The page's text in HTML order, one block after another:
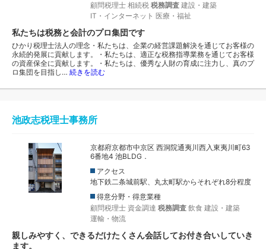
顧問税理士 相続税 税務調査 建設・建築
IT・インターネット 医療・福祉
私たちは税務と会計のプロ集団です
ひかり税理士法人の理念・私たちは、企業の経営課題解決を通じてお客様の
永続的発展に貢献します。・私たちは、適正な税務指導業務を通じてお客様
の資産保全に貢献します。・私たちは、優秀な人財の育成に注力し、真のプ
ロ集団を目指し… 続きを読む
池政志税理士事務所
京都府京都市中京区 西洞院通夷川西入東夷川町63
6番地4 池BLDG．
アクセス
地下鉄二条城前駅、丸太町駅からそれぞれ8分程度
得意分野・得意業種
顧問税理士 資金調達 税務調査 飲食 建設・建築
運輸・物流
親しみやすく、できるだけたくさん会話してお付き合いしていき
ます。